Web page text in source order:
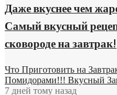
Даже вкуснее чем
Самый вкусный
сковороде на завтрак!
Что Приготовить на
Помидорами!!! Вкусный
7 дней тому назад